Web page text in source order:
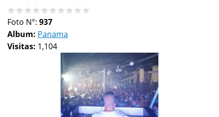
Foto N°: 937
Album: Panama
Visitas: 1,104